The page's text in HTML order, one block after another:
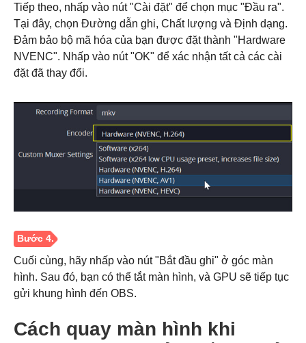
Bước 2.
Tiếp theo, nhấp vào nút "Cài đặt" để chọn mục "Đầu ra".
Tại đây, chọn Đường dẫn ghi, Chất lượng và Định dạng.
Đảm bảo bộ mã hóa của bạn được đặt thành "Hardware
NVENC". Nhấp vào nút "OK" để xác nhận tất cả các cài
đặt đã thay đổi.
Cuối cùng, hãy nhấp vào nút "Bắt đầu ghi" ở góc màn
hình. Sau đó, bạn có thể tắt màn hình, và GPU sẽ tiếp tục
gửi khung hình đến OBS.
Cách quay màn hình khi